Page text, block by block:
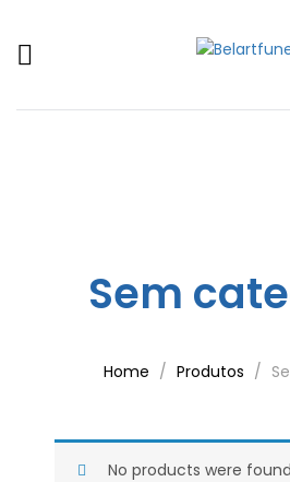
Sem
Home Produtos
No products were